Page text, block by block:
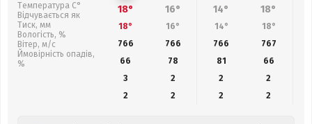
Температура С°
Відчувається як
Тиск, мм
Вологість, %
Вітер, м/с
Ймовірність опадів,
%
18° 16° 14° 18°
18° 16° 14° 18°
766
766 766 767
66
78 81 66
3
2 2
2
2
2 2 2